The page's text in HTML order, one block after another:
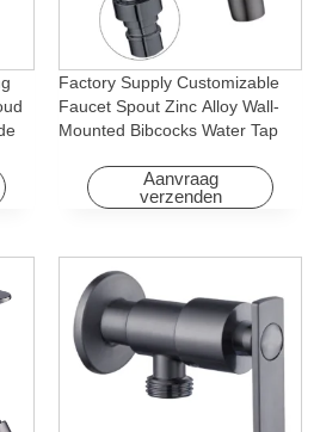
Factory Supply Customizable
Faucet Spout Zinc Alloy Wall-
Mounted Bibcocks Water Tap
Aanvraag
verzenden